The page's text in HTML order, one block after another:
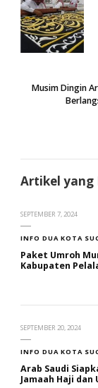
Musim Dingin
Artikel yang
SEPTEMBER 7, 2024
INFO DUA KOTA
Paket Umroh
Kabupaten
SEPTEMBER 20, 2024
INFO DUA KOTA
Arab Saudi
Jamaah Haji dan